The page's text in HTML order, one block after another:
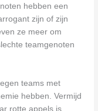
hebben een
zijn of zijn
ze meer om
teamgenoten
teams met
hebben. Vermijd
rotte appels is